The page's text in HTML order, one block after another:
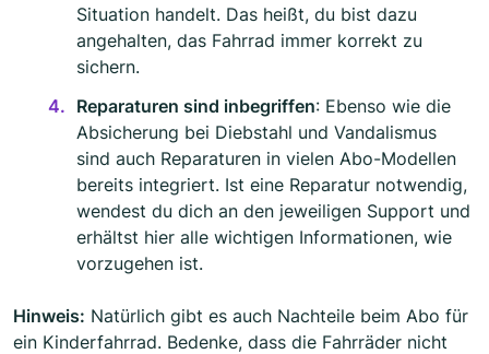
Situation handelt. Das heißt, du bist dazu
angehalten, das Fahrrad immer korrekt zu
sichern.
Reparaturen sind inbegriffen: Ebenso wie die
Absicherung bei Diebstahl und Vandalismus
sind auch Reparaturen in vielen Abo-Modellen
bereits integriert. Ist eine Reparatur notwendig,
wendest du dich an den jeweiligen Support und
erhältst hier alle wichtigen Informationen, wie
vorzugehen ist.
Hinweis: Natürlich gibt es auch Nachteile beim Abo für
ein Kinderfahrrad. Bedenke, dass die Fahrräder nicht